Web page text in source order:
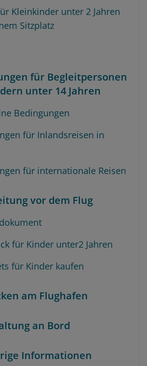
Kleinkinder unter 2 Jahren
Sitzplatz
für Begleitpersonen
unter 14 Jahren
Bedingungen
für Inlandsreisen in
für internationale Reisen
vor dem Flug
für Kinder unter2 Jahren
für Kinder kaufen
am Flughafen
an Bord
Informationen